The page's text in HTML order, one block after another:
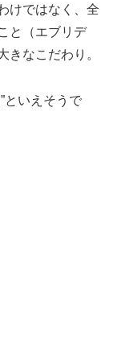
けではなく、全
と（エブリデ
きなこだわり。
といえそうで